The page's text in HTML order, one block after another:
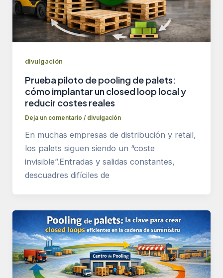
divulgación
Prueba piloto de pooling de palets:
cómo implantar un closed loop local y
reducir costes reales
Deja un comentario / divulgación
En muchas empresas de distribución y retail,
los palets siguen siendo un “coste
invisible”.Entradas y salidas constantes,
descuadres difíciles de